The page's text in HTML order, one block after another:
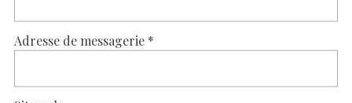
Adresse de messagerie *